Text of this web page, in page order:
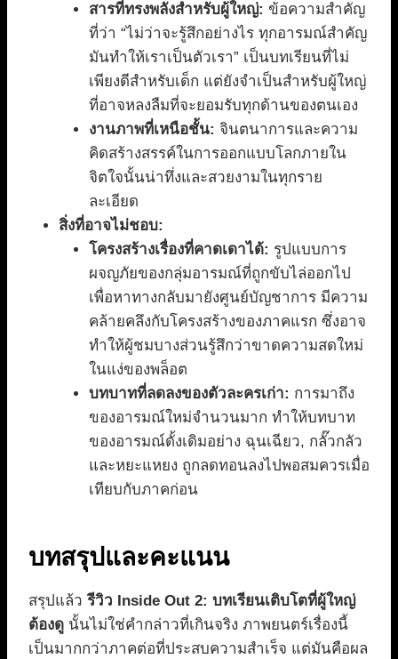
สารที่ทรงพลังสำหรับผู้ใหญ่: ข้อความสำคัญ
ที่ว่า “ไม่ว่าจะรู้สึกอย่างไร ทุกอารมณ์สำคัญ
มันทำให้เราเป็นตัวเรา” เป็นบทเรียนที่ไม่
เพียงดีสำหรับเด็ก แต่ยังจำเป็นสำหรับผู้ใหญ่
ที่อาจหลงลืมที่จะยอมรับทุกด้านของตนเอง
งานภาพที่เหนือชั้น: จินตนาการและความ
คิดสร้างสรรค์ในการออกแบบโลกภายใน
จิตใจนั้นน่าทึ่งและสวยงามในทุกราย
ละเอียด
สิ่งที่อาจไม่ชอบ:
โครงสร้างเรื่องที่คาดเดาได้: รูปแบบการ
ผจญภัยของกลุ่มอารมณ์ที่ถูกขับไล่ออกไป
เพื่อหาทางกลับมายังศูนย์บัญชาการ มีความ
คล้ายคลึงกับโครงสร้างของภาคแรก ซึ่งอาจ
ทำให้ผู้ชมบางส่วนรู้สึกว่าขาดความสดใหม่
ในแง่ของพล็อต
บทบาทที่ลดลงของตัวละครเก่า: การมาถึง
ของอารมณ์ใหม่จำนวนมาก ทำให้บทบาท
ของอารมณ์ดั้งเดิมอย่าง ฉุนเฉียว, กลั๊วกลัว
และหยะแหยง ถูกลดทอนลงไปพอสมควรเมื่อ
เทียบกับภาคก่อน
บทสรุปและคะแนน
สรุปแล้วรีวิว Inside Out 2: บทเรียนเติบโตที่ผู้ใหญ่
ต้องดู นั้นไม่ใช่คำกล่าวที่เกินจริง ภาพยนตร์เรื่องนี้
เป็นมากกว่าภาคต่อที่ประสบความสำเร็จ แต่มันคือผล